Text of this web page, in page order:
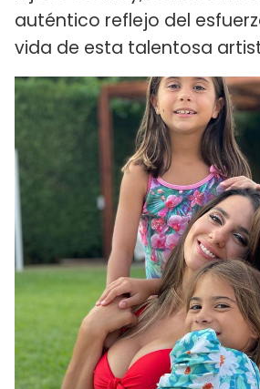
auténtico reflejo del
vida de esta talentosa